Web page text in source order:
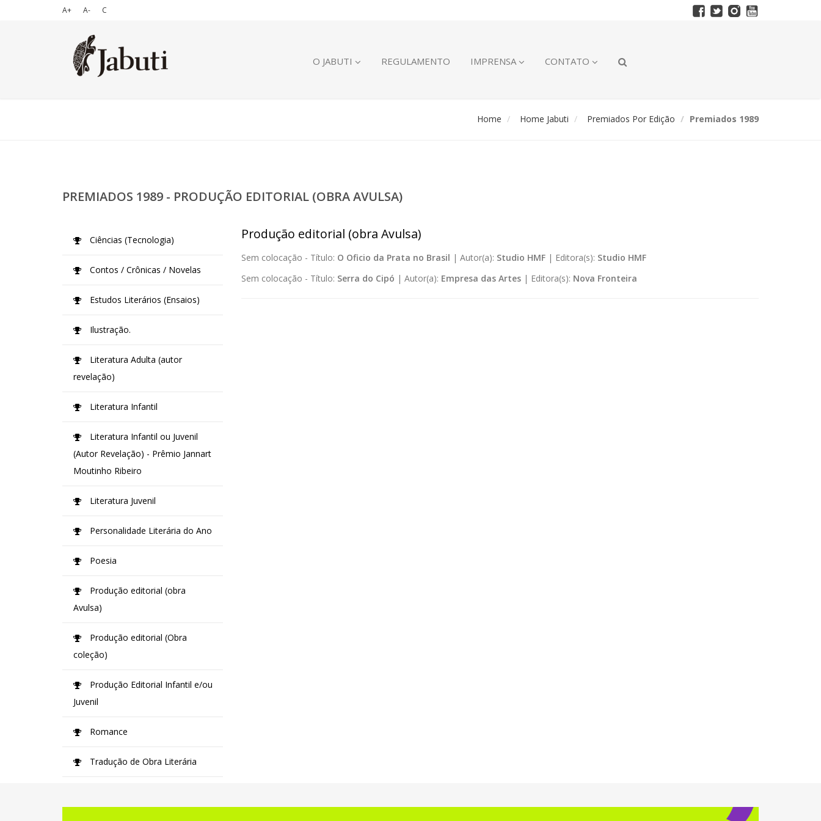
A+ A- C
O JABUTI REGULAMENTO IMPRENSA CONTATO
Home Home Jabuti Premiados Por Edição Premiados 1989
PREMIADOS 1989 - PRODUÇÃO EDITORIAL (OBRA AVULSA)
Produção editorial (obra Avulsa)
Sem colocação - Título: O Oficio da Prata no Brasil | Autor(a): Studio HMF| Editora(s): Studio HMF
Sem colocação - Título: Serra do Cipó | Autor(a): Empresa das Artes| Editora(s): Nova Fronteira
Ciências (Tecnologia)
Contos / Crônicas / Novelas
Estudos Literários (Ensaios)
Ilustração.
Literatura Adulta (autor
revelação)
Literatura Infantil
Literatura Infantil ou Juvenil
(Autor Revelação) - Prêmio Jannart
Moutinho Ribeiro
Literatura Juvenil
Personalidade Literária do Ano
Poesia
Produção editorial (obra
Avulsa)
Produção editorial (Obra
coleção)
Produção Editorial Infantil e/ou
Juvenil
Romance
Tradução de Obra Literária